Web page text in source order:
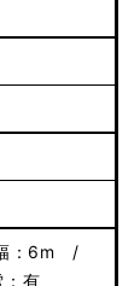
：6m /
有